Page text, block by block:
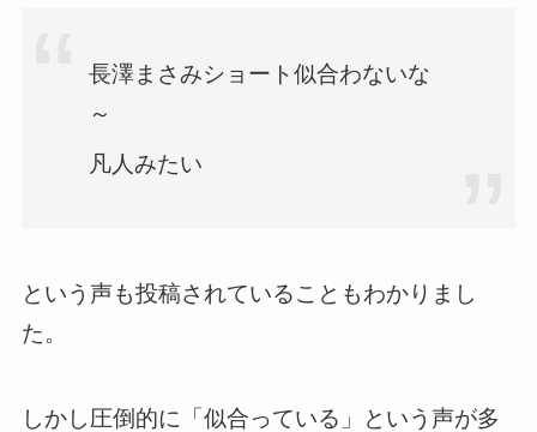
長澤まさみショート似合わないな
～
凡人みたい
という声も投稿されていることもわかりまし
た。
しかし圧倒的に「似合っている」という声が多